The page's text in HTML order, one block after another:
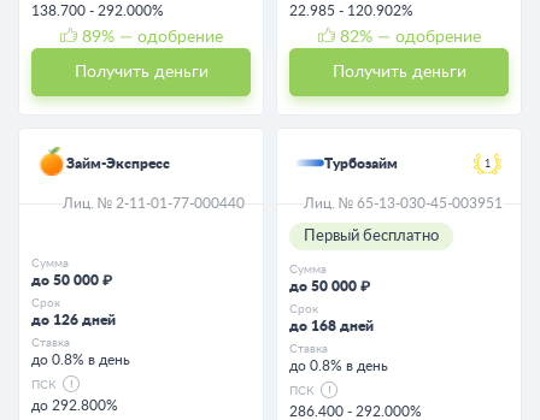
138.700 - 292.000%
89% — одобрение
Получить деньги
22.985 - 120.902%
82% — одобрение
Получить деньги
Займ-Экспресс
Лиц. № 2-11-01-77-000440
Сумма
до 50 000 ₽
Срок
до 126 дней
Ставка
до 0.8% в день
ПСК
до 292.800%
Турбозайм 1
Лиц. № 65-13-030-45-003951
Первый бесплатно
Сумма
до 50 000 ₽
Срок
до 168 дней
Ставка
до 0.8% в день
ПСК
286.400 - 292.000%